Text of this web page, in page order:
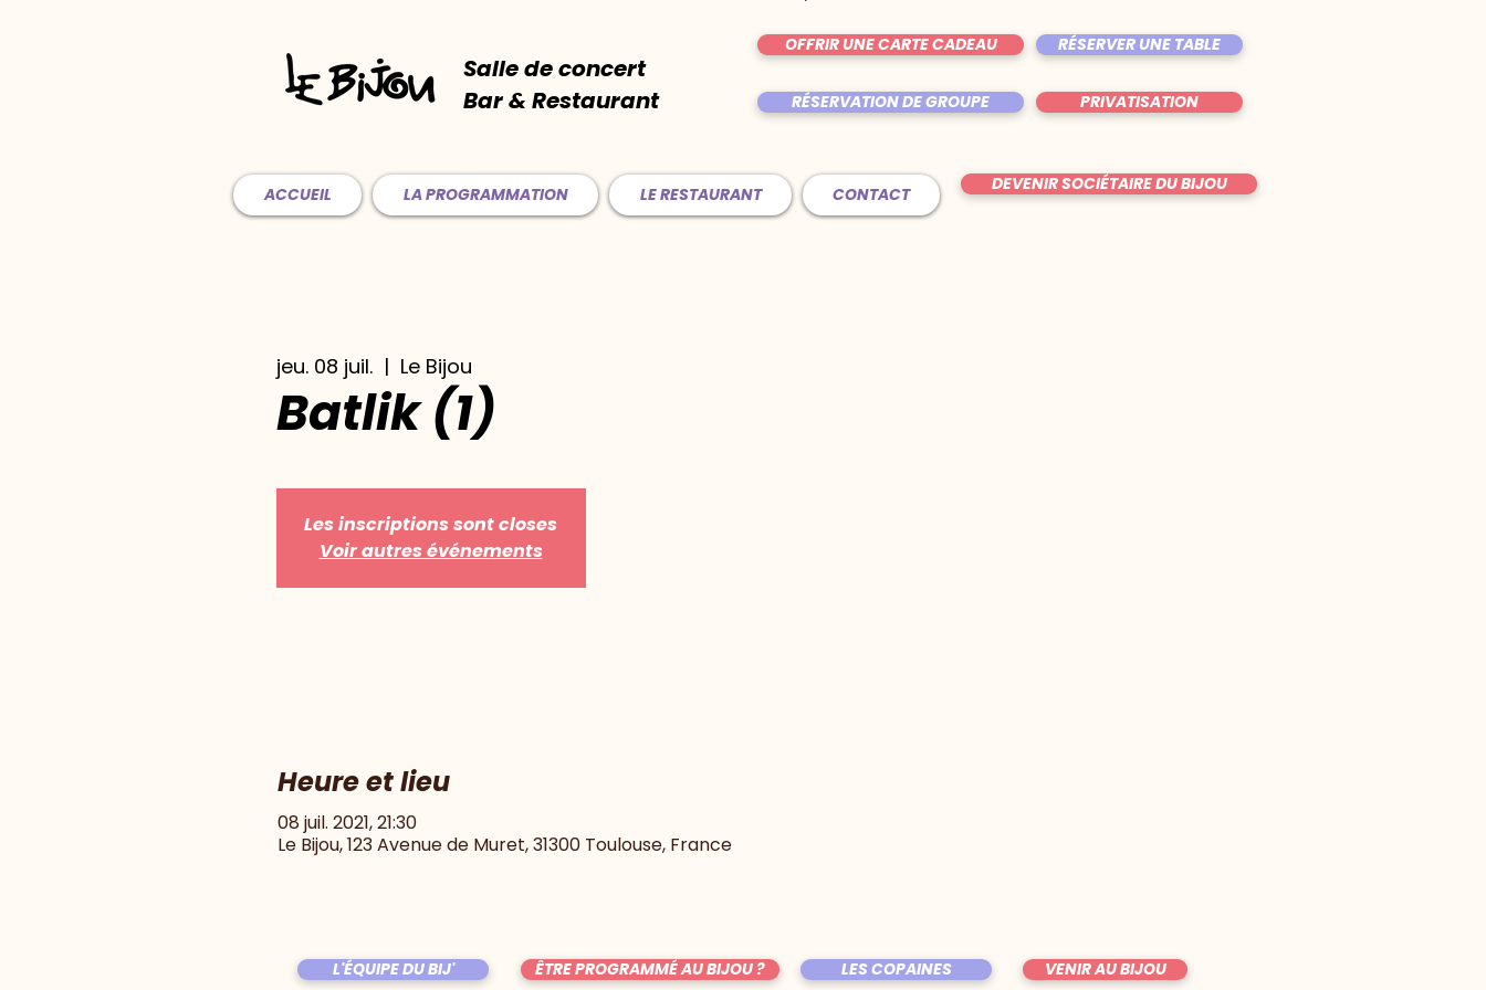
Salle de concert
Bar & Restaurant
OFFRIR UNE CARTE CADEAU RÉSERVER UNE TABLE
RÉSERVATION DE GROUPE PRIVATISATION
ACCUEIL LA PROGRAMMATION LE RESTAURANT CONTACT DEVENIR SOCIÉTAIRE DU BIJOU
jeu. 08 juil.
  |
Le Bijou
Batlik (1)
Les inscriptions sont closes
Voir autres événements
Heure et lieu
08 juil. 2021, 21:30
Le Bijou, 123 Avenue de Muret, 31300 Toulouse, France
L'ÉQUIPE DU BIJ' ÊTRE PROGRAMMÉ AU BIJOU ? LES COPAINES VENIR AU BIJOU